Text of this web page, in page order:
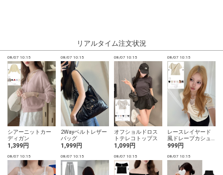
リアルタイム注文状況
08/07 10:15
シアーニットカー
ディガン
1,399円
08/07 10:15
2Wayベルトレザー
バッグ
1,999円
08/07 10:15
オフショルドロス
トテレコトップス
1,099円
08/07 10:15
レースレイヤード
風ドレープカシュ
クールトップス
999円
08/07 10:15 08/07 10:15 08/07 10:15 08/07 10:15